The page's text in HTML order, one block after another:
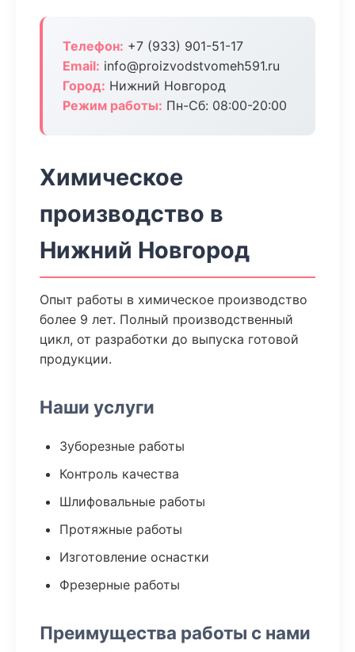
Телефон: +7 (933) 901-51-17
Email: info@proizvodstvomeh591.ru
Город: Нижний Новгород
Режим работы: Пн-Сб: 08:00-20:00
Химическое
производство в
Нижний Новгород
Опыт работы в химическое производство
более 9 лет. Полный производственный
цикл, от разработки до выпуска готовой
продукции.
Наши услуги
Зуборезные работы
Контроль качества
Шлифовальные работы
Протяжные работы
Изготовление оснастки
Фрезерные работы
Преимущества работы с нами